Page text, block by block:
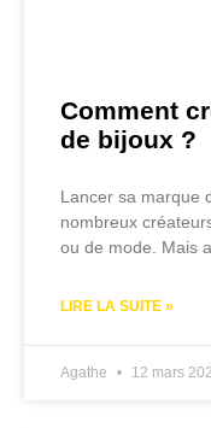
Comment
de bijoux ?
Lancer sa marque
nombreux
ou de mode. Mais
LIRE LA SUITE »
Agathe 12 mars